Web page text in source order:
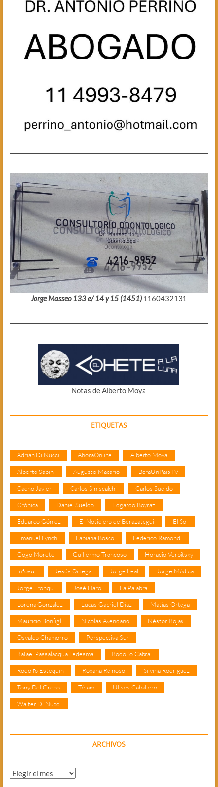
Jorge Masseo 133 e/ 14 y 15 (1451) 1160432131
Notas de Alberto Moya
ETIQUETAS
Adrián Di Nucci AhoraOnline Alberto Moya
Alberto Sabini Augusto Macario BeraUnPaisTV
Cacho Javier Carlos Siniscalchi Carlos Sueldo
Crónica Daniel Sueldo Edgardo Boyraz
Eduardo Gómez El Noticiero de Berazategui El Sol
Emanuel Lynch Fabiana Bosco Federico Ramondi
Gogo Morete Guillermo Troncoso Horacio Verbitsky
Infosur Jesús Ortega Jorge Leal Jorge Módica
Jorge Tronqui José Haro La Palabra
Lorena González Lucas Gabriel Díaz Matías Ortega
Mauricio Bonfigli Nicolás Avendaño Néstor Rojas
Osvaldo Chamorro Perspectiva Sur
Rafael Passalacqua Ledesma Rodolfo Cabral
Rodolfo Estequin Roxana Reinoso Silvina Rodríguez
Tony Del Greco Télam Ulises Caballero
Walter Di Nucci
ARCHIVOS
Archivos